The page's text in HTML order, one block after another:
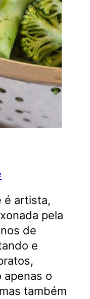
é artista,
pela
de
e
apenas o
também